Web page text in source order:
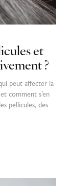
et
?
peut affecter la
comment s’en
pellicules, des